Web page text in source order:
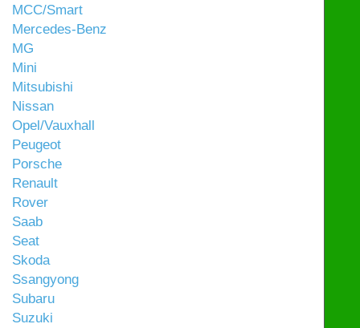
MCC/Smart
Mercedes-Benz
MG
Mini
Mitsubishi
Nissan
Opel/Vauxhall
Peugeot
Porsche
Renault
Rover
Saab
Seat
Skoda
Ssangyong
Subaru
Suzuki